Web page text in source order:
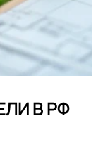
В РФ